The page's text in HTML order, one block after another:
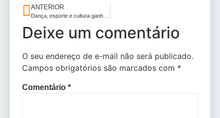
ANTERIOR
Deixe um comentário
O seu endereço de e-mail não será publicado.
Campos obrigatórios são marcados com *
Comentário *